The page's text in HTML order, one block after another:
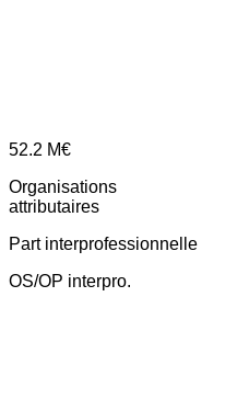
52.2 M€
Organisations
attributaires
Part interprofessionnelle
OS/OP interpro.